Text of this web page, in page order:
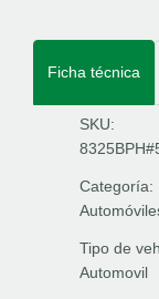
Ficha técnica
SKU:
Categoría:
Tipo de
Automovil